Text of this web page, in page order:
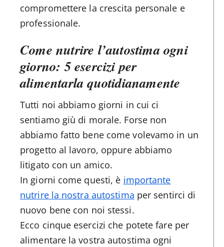
compromettere la crescita personale e
professionale.
Come nutrire l’autostima ogni
giorno: 5 esercizi per
alimentarla quotidianamente
Tutti noi abbiamo giorni in cui ci
sentiamo giù di morale. Forse non
abbiamo fatto bene come volevamo in un
progetto al lavoro, oppure abbiamo
litigato con un amico.
In giorni come questi, è importante
nutrire la nostra autostima per sentirci di
nuovo bene con noi stessi.
Ecco cinque esercizi che potete fare per
alimentare la vostra autostima ogni